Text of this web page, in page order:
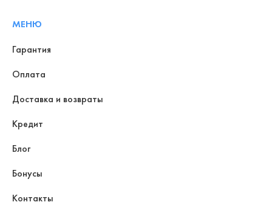
МЕНЮ
Гарантия
Оплата
Доставка и возвраты
Кредит
Блог
Бонусы
Контакты